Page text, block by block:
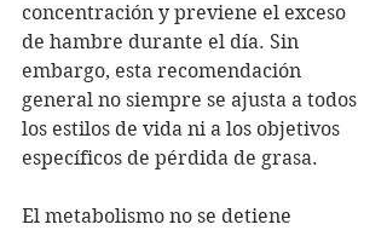
concentración y previene el exceso
de hambre durante el día. Sin
embargo, esta recomendación
general no siempre se ajusta a todos
los estilos de vida ni a los objetivos
específicos de pérdida de grasa.
El metabolismo no se detiene